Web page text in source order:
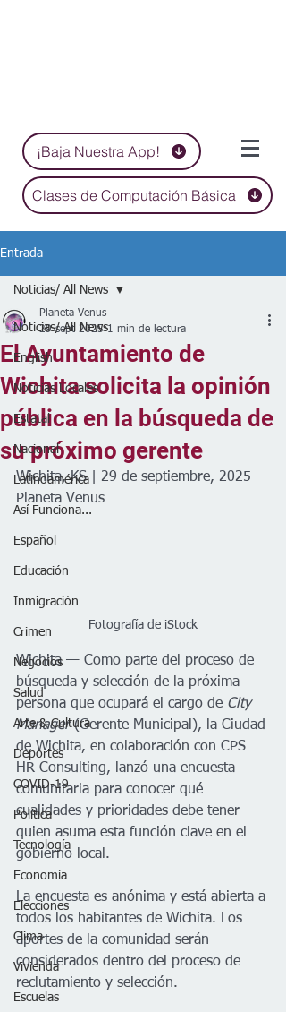
¡Baja Nuestra App!
Clases de Computación Básica
Entrada
Noticias/ All News
English
Noticias Locales
Estatal
Nacional
Latinoamérica
Así Funciona...
Español
Educación
Inmigración
Crimen
Negocios
Salud
Arte & Cultura
Deportes
COVID-19
Política
Tecnología
Economía
Elecciones
Clima
Vivienda
Escuelas
Noticias/ All News
El Ayuntamiento de
Wichita solicita la opinión
pública en la búsqueda de
su próximo gerente
Planeta Venus
29 sept 2025 1 min de lectura
Wichita, KS | 29 de septiembre, 2025
Planeta Venus
Fotografía de iStock
Wichita — Como parte del proceso de
búsqueda y selección de la próxima
persona que ocupará el cargo de City
Manager (Gerente Municipal), la Ciudad
de Wichita, en colaboración con CPS
HR Consulting, lanzó una encuesta
comunitaria para conocer qué
cualidades y prioridades debe tener
quien asuma esta función clave en el
gobierno local.
La encuesta es anónima y está abierta a
todos los habitantes de Wichita. Los
aportes de la comunidad serán
considerados dentro del proceso de
reclutamiento y selección.